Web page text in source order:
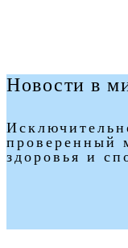
Новости в
проверенный
здоровья и